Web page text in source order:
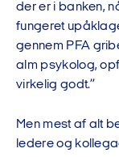
der er i banken,
fungeret
gennem PFA
alm psykolog,
virkelig godt.”
Men mest af alt
ledere og